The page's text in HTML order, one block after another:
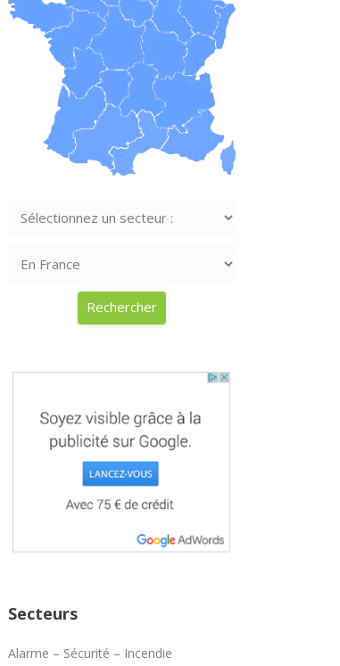
Secteurs
Alarme – Sécurité – Incendie